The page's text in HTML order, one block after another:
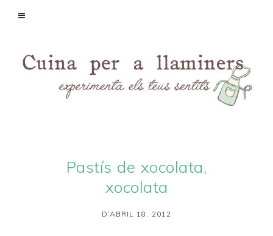
Pastís de xocolata,
xocolata
D’ABRIL 18, 2012